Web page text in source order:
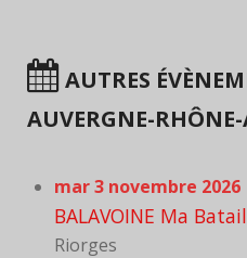
AUTRES
AUVERGNE-RHÔNE-
mar 3 novembre 2026
BALAVOINE Ma
Riorges